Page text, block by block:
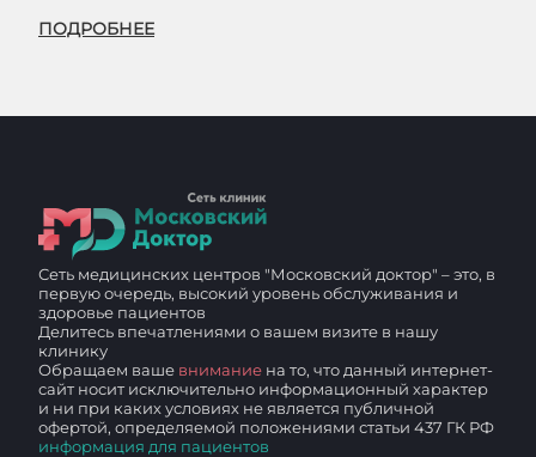
ПОДРОБНЕЕ
Сеть медицинских центров "Московский доктор" – это, в
первую очередь, высокий уровень обслуживания и
здоровье пациентов
Делитесь впечатлениями о вашем визите в нашу
клинику
Обращаем ваше внимание на то, что данный интернет-
сайт носит исключительно информационный характер
и ни при каких условиях не является публичной
офертой, определяемой положениями статьи 437 ГК РФ
информация для пациентов